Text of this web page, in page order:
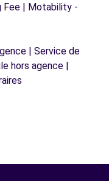
Fee | Motability -
| Service de
hors agence |